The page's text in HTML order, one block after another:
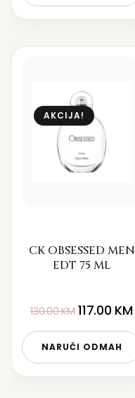
AKCIJA!
CK OBSESSED MEN
EDT 75 ML
130.00KM 117.00 KM
NARUČI ODMAH